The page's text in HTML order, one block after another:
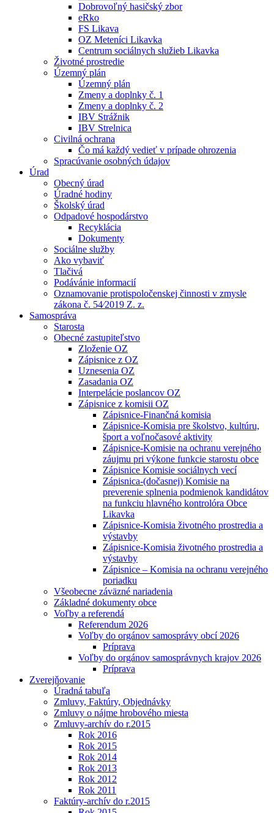
Dobrovoľný hasičský zbor
eRko
FS Likava
OZ Meteníci Likavka
Centrum sociálnych služieb Likavka
Životné prostredie
Územný plán
Územný plán
Zmeny a doplnky č. 1
Zmeny a doplnky č. 2
IBV Strážnik
IBV Strelnica
Civilná ochrana
Čo má každý vedieť v prípade ohrozenia
Spracúvanie osobných údajov
Úrad
Obecný úrad
Úradné hodiny
Školský úrad
Odpadové hospodárstvo
Recyklácia
Dokumenty
Sociálne služby
Ako vybaviť
Tlačivá
Podávánie informacií
Oznamovanie protispoločenskej činnosti v zmysle
zákona č. 54⁄2019 Z. z.
Samospráva
Starosta
Obecné zastupiteľstvo
Zloženie OZ
Zápisnice z OZ
Uznesenia OZ
Zasadania OZ
Interpelácie poslancov OZ
Zápisnice z komisii OZ
Zápisnice-Finančná komisia
Zápisnice-Komisia pre školstvo, kultúru,
šport a voľnočasové aktivity
Zápisnice-Komisie na ochranu verejného
záujmu pri výkone funkcie starostu obce
Zápisnice Komisie sociálnych vecí
Zápisnica-(dočasnej) Komisie na
preverenie splnenia podmienok kandidátov
na funkciu hlavného kontrolóra Obce
Likavka
Zápisnice-Komisia životného prostredia a
výstavby
Zápisnice-Komisia životného prostredia a
výstavby
Zápisnice – Komisia na ochranu verejného
poriadku
Všeobecne záväzné nariadenia
Základné dokumenty obce
Voľby a referendá
Referendum 2026
Voľby do orgánov samosprávy obcí 2026
Príprava
Voľby do orgánov samosprávnych krajov 2026
Príprava
Zverejňovanie
Úradná tabuľa
Zmluvy, Faktúry, Objednávky
Zmluvy o nájme hrobového miesta
Zmluvy-archív do r.2015
Rok 2016
Rok 2015
Rok 2014
Rok 2013
Rok 2012
Rok 2011
Faktúry-archív do r.2015